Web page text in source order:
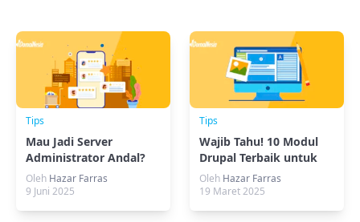
Tips
Mau Jadi Server
Administrator Andal?
Ini Skill Wajibnya!
Oleh Hazar Farras
9 Juni 2025
Tips
Wajib Tahu! 10 Modul
Drupal Terbaik untuk
Situsmu
Oleh Hazar Farras
19 Maret 2025